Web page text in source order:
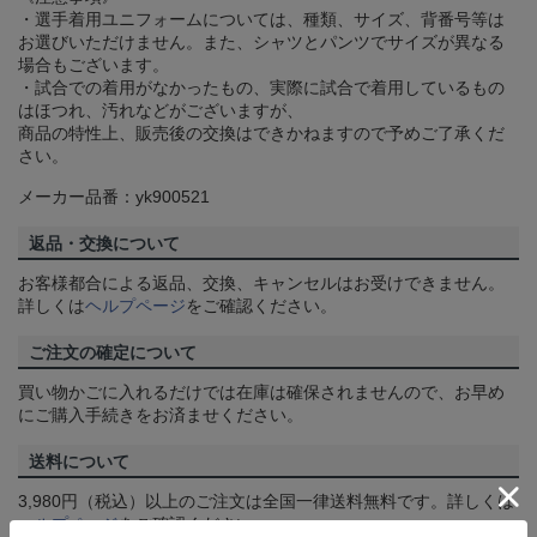
・選手着用ユニフォームについては、種類、サイズ、背番号等は
お選びいただけません。また、シャツとパンツでサイズが異なる
場合もございます。
・試合での着用がなかったもの、実際に試合で着用しているもの
はほつれ、汚れなどがございますが、
商品の特性上、販売後の交換はできかねますので予めご了承くだ
さい。
メーカー品番：yk900521
返品・交換について
お客様都合による返品、交換、キャンセルはお受けできません。
詳しくはヘルプページをご確認ください。
ご注文の確定について
買い物かごに入れるだけでは在庫は確保されませんので、お早め
にご購入手続きをお済ませください。
送料について
3,980円（税込）以上のご注文は全国一律送料無料です。詳しくは
ヘルプページをご確認ください。